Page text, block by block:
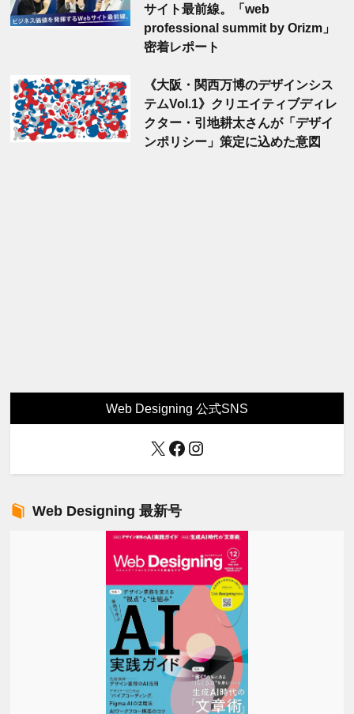
サイト最前線。「web
professional summit by Orizm」
密着レポート
《大阪・関西万博のデザインシス
テムVol.1》クリエイティブディレ
クター・引地耕太さんが「デザイ
ンポリシー」策定に込めた意図
Web Designing 公式SNS
X Facebook
Instagram
Web Designing 最新号